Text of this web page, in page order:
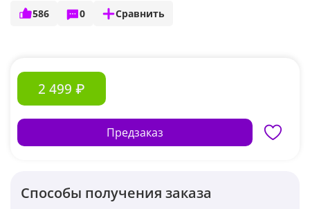
586 0 Сравнить
2 499 ₽
Предзаказ
Способы получения заказа